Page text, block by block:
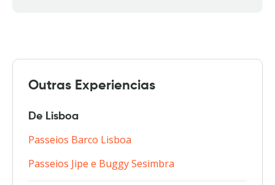
Outras Experiencias
De Lisboa
Passeios Barco Lisboa
Passeios Jipe e Buggy Sesimbra